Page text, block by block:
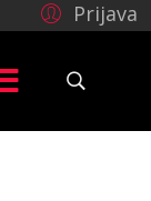
Prijava